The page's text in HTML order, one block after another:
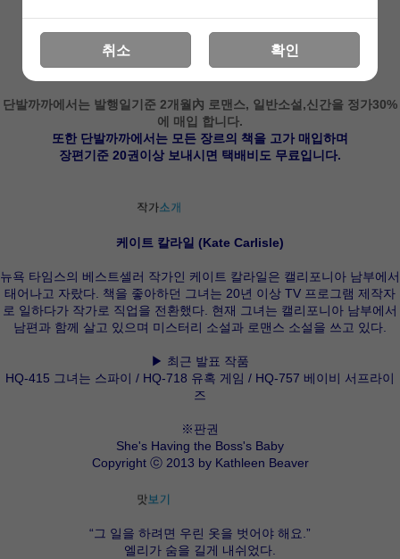
단발까까에서는 발행일기준 2개월內 로맨스, 일반소설,신간을 정가30%
에 매입 합니다.
또한 단발까까에서는 모든 장르의 책을 고가 매입하며
장편기준 20권이상 보내시면 택배비도 무료입니다.
케이트 칼라일 (Kate Carlisle)
뉴욕 타임스의 베스트셀러 작가인 케이트 칼라일은 캘리포니아 남부에서
태어나고 자랐다. 책을 좋아하던 그녀는 20년 이상 TV 프로그램 제작자
로 일하다가 작가로 직업을 전환했다. 현재 그녀는 캘리포니아 남부에서
남편과 함께 살고 있으며 미스터리 소설과 로맨스 소설을 쓰고 있다.
▶ 최근 발표 작품
HQ-415 그녀는 스파이 / HQ-718 유혹 게임 / HQ-757 베이비 서프라이
즈
※판권
She's Having the Boss's Baby
Copyright ⓒ 2013 by Kathleen Beaver
“그 일을 하려면 우린 옷을 벗어야 해요.”
엘리가 숨을 길게 내쉬었다.
취소 확인